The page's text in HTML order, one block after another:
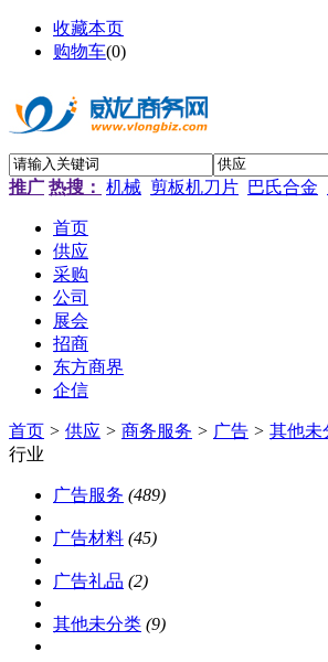
收藏本页
购物车(0)
推广 热搜： 机械 剪板机刀片 巴氏合金
首页
供应
采购
公司
展会
招商
东方商界
企信
首页 > 供应 > 商务服务 > 广告 > 其他未
行业
广告服务 (489)
广告材料 (45)
广告礼品 (2)
其他未分类 (9)